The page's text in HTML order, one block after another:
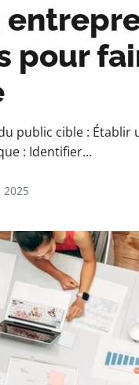
pour
public cible :
: Identifier…
2025